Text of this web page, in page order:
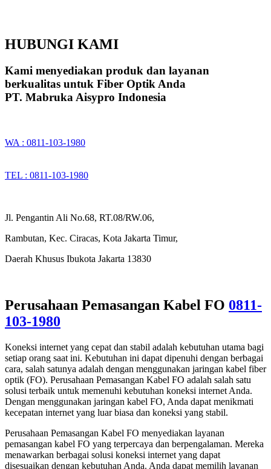
HUBUNGI KAMI
Kami menyediakan produk dan layanan
berkualitas untuk Fiber Optik Anda
PT. Mabruka Aisypro Indonesia
WA : 0811-103-1980
TEL : 0811-103-1980
Jl. Pengantin Ali No.68, RT.08/RW.06,
Rambutan, Kec. Ciracas, Kota Jakarta Timur,
Daerah Khusus Ibukota Jakarta 13830
Perusahaan Pemasangan Kabel FO 0811-
103-1980
Koneksi internet yang cepat dan stabil adalah kebutuhan utama bagi
setiap orang saat ini. Kebutuhan ini dapat dipenuhi dengan berbagai
cara, salah satunya adalah dengan menggunakan jaringan kabel fiber
optik (FO). Perusahaan Pemasangan Kabel FO adalah salah satu
solusi terbaik untuk memenuhi kebutuhan koneksi internet Anda.
Dengan menggunakan jaringan kabel FO, Anda dapat menikmati
kecepatan internet yang luar biasa dan koneksi yang stabil.
Perusahaan Pemasangan Kabel FO menyediakan layanan
pemasangan kabel FO yang terpercaya dan berpengalaman. Mereka
menawarkan berbagai solusi koneksi internet yang dapat
disesuaikan dengan kebutuhan Anda. Anda dapat memilih layanan